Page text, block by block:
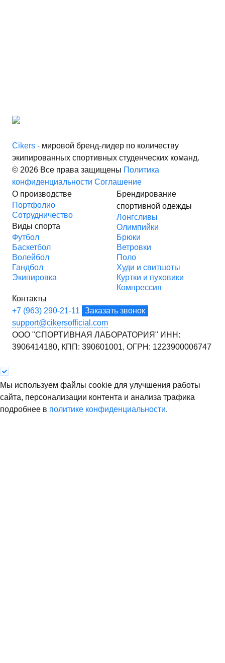
Cikers - мировой бренд-лидер по количеству
экипированных спортивных студенческих команд.
© 2026 Все права защищены Политика
конфиденциальности Соглашение
О производстве
Портфолио
Сотрудничество
Виды спорта
Футбол
Баскетбол
Волейбол
Гандбол
Экипировка
Брендирование
спортивной одежды
Лонгсливы
Олимпийки
Брюки
Ветровки
Поло
Худи и свитшоты
Куртки и пуховики
Компрессия
Контакты
+7 (963) 290-21-11
Заказать звонок
support@cikersofficial.com
ООО "СПОРТИВНАЯ ЛАБОРАТОРИЯ" ИНН:
3906414180, КПП: 390601001, ОГРН: 1223900006747
Мы используем файлы cookie для улучшения работы
сайта, персонализации контента и анализа трафика
подробнее в политике конфиденциальности.